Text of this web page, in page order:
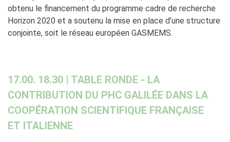
obtenu le financement du programme cadre de recherche
Horizon 2020 et a soutenu la mise en place d’une structure
conjointe, soit le réseau européen GASMEMS.
17.00. 18.30 | TABLE RONDE - LA
CONTRIBUTION DU PHC GALILÉE DANS LA
COOPÉRATION SCIENTIFIQUE FRANÇAISE
ET ITALIENNE